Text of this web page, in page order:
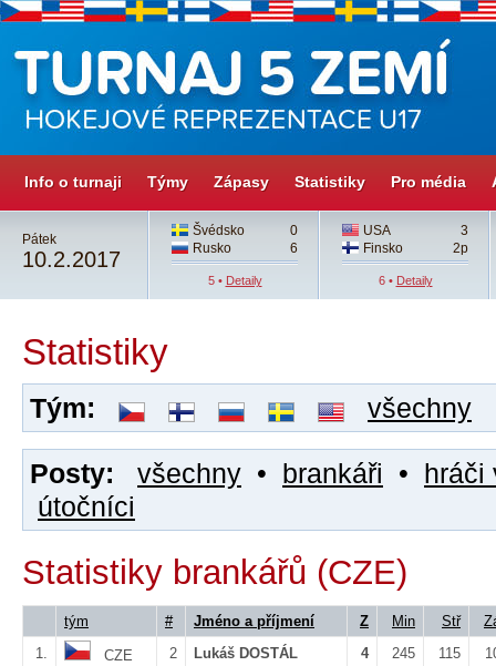
Info o turnaji Týmy Zápasy Statistiky Pro média
Pátek
10.2.2017
Švédsko
0
Rusko
6
5 • Detaily
USA
3
Finsko
2p
6 • Detaily
Statistiky
Tým: všechny
Posty: všechny • brankáři • hráči
útočníci
Statistiky brankářů (CZE)
tým # Jméno a příjmení Z Min Stř
1.
CZE 2 Lukáš DOSTÁL 4 245 115